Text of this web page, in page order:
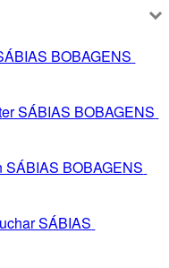
BOBAGENS
SÁBIAS BOBAGENS
SÁBIAS BOBAGENS
SÁBIAS